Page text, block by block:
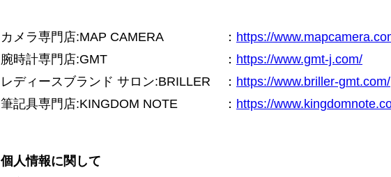
カメラ専門店:MAP CAMERA ： https://
腕時計専門店:GMT
： https://www.gmt-j.com/
レディースブランド サロン:BRILLER
： https://www.briller-gmt.com/
筆記具専門店:KINGDOM NOTE
： https://
個人情報に関して